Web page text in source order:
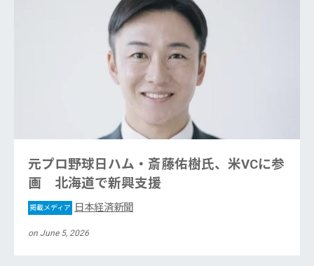
元プロ野球日ハム・斎藤佑樹氏、米VCに参
画 北海道で新興支援
掲載メディア 日本経済新聞
on June 5, 2026